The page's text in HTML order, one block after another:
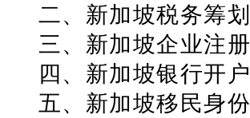
二、新加坡税务筹划
三、新加坡企业注册
四、新加坡银行开户
五、新加坡移民身份